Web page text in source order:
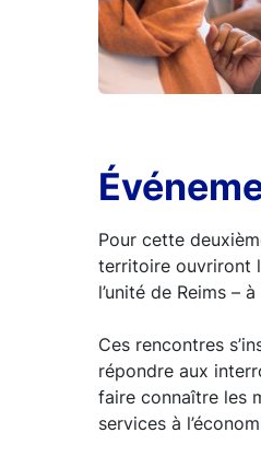
Pour cette
territoire ouvriront
l’unité de Reims –
Ces rencontres
répondre aux
faire connaître les
services à